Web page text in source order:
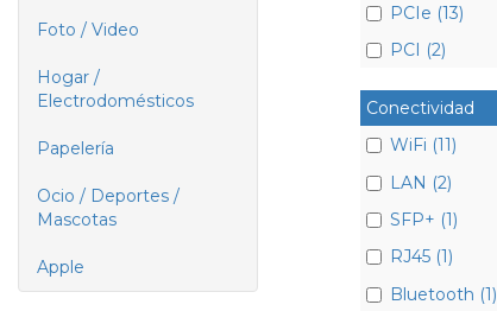
Foto / Video
Hogar /
Electrodomésticos
Papelería
Ocio / Deportes /
Mascotas
Apple
PCIe (13)
PCI (2)
Conectividad
WiFi (11)
LAN (2)
SFP+ (1)
RJ45 (1)
Bluetooth (1)